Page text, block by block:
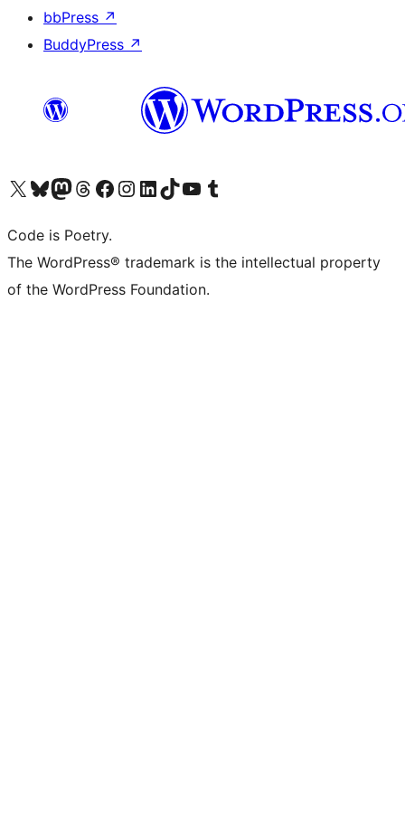
bbPress ↗
BuddyPress ↗
Visita il nostro account X (ex Twitter)
Visita il nostro account Bluesky
Visita il nostro account Mastodon
Visita il nostro account Threads
Visita la nostra pagina Facebook
Visita il nostro account Instagram
Visita il nostro account LinkedIn
Visita il nostro account TikTok
Visita il nostro canale YouTube
Visita il nostro account Tumblr
Code is Poetry.
The WordPress® trademark is the intellectual property
of the WordPress Foundation.